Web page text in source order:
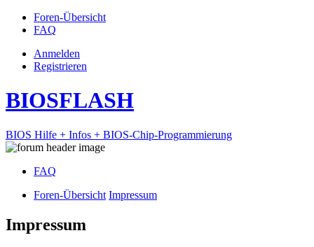
Foren-Übersicht
FAQ
Anmelden
Registrieren
BIOSFLASH
BIOS Hilfe + Infos + BIOS-Chip-Programmierung
FAQ
Foren-Übersicht Impressum
Impressum